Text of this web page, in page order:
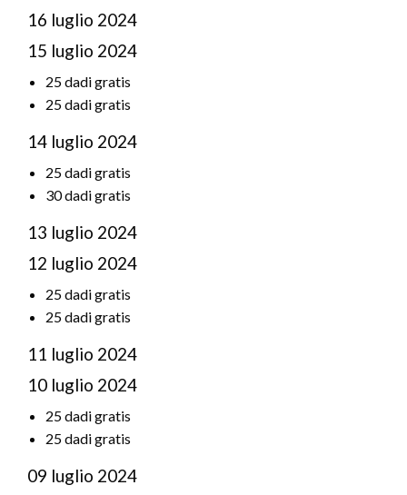
16 luglio 2024
15 luglio 2024
25 dadi gratis
25 dadi gratis
14 luglio 2024
25 dadi gratis
30 dadi gratis
13 luglio 2024
12 luglio 2024
25 dadi gratis
25 dadi gratis
11 luglio 2024
10 luglio 2024
25 dadi gratis
25 dadi gratis
09 luglio 2024